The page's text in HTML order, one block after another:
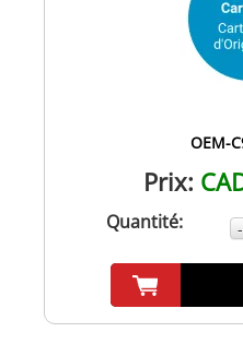
OEM-
Prix:
Quantité: -